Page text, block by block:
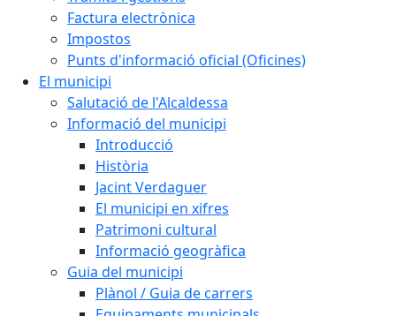
Factura electrònica
Impostos
Punts d'informació oficial (Oficines)
El municipi
Salutació de l'Alcaldessa
Informació del municipi
Introducció
Història
Jacint Verdaguer
El municipi en xifres
Patrimoni cultural
Informació geogràfica
Guia del municipi
Plànol / Guia de carrers